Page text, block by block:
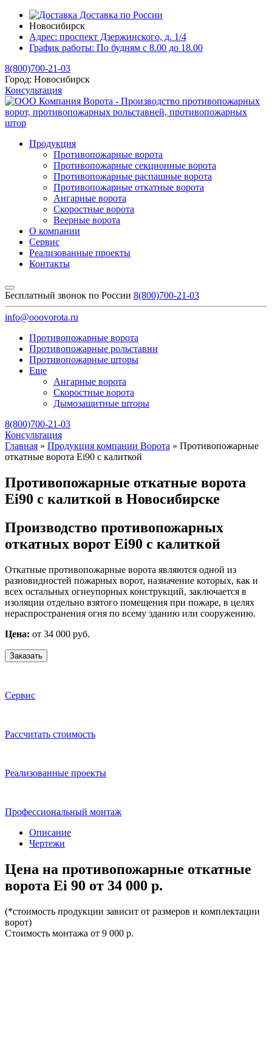
Доставка по России
Новосибирск
Адрес: проспект Дзержинского, д. 1/4
График работы: По будням с 8.00 до 18.00
8(800)700-21-03
Город: Новосибирск
Консультация
Продукция
Противопожарные ворота
Противопожарные секционные ворота
Противопожарные распашные ворота
Противопожарные откатные ворота
Ангарные ворота
Скоростные ворота
Веерные ворота
О компании
Сервис
Реализованные проекты
Контакты
Бесплатный звонок по России 8(800)700-21-03
info@ooovorota.ru
Противопожарные ворота
Противопожарные рольставни
Противопожарные шторы
Еще
Ангарные ворота
Скоростные ворота
Дымозащитные шторы
8(800)700-21-03
Консультация
Главная » Продукция компании Ворота » Противопожарные
откатные ворота Ei90 с калиткой
Противопожарные откатные ворота
Ei90 с калиткой в Новосибирске
Производство противопожарных
откатных ворот Ei90 с калиткой
Откатные противопожарные ворота являются одной из
разновидностей пожарных ворот, назначение которых, как и
всех остальных огнеупорных конструкций, заключается в
изоляции отдельно взятого помещения при пожаре, в целях
нераспространения огня по всему зданию или сооружению.
Цена: от 34 000 руб.
Заказать
Сервис
Расcчитать стоимость
Реализованные проекты
Профессиональный монтаж
Описание
Чертежи
Цена на противопожарные откатные
ворота Ei 90 от 34 000 р.
(*стоимость продукции зависит от размеров и комплектации
ворот)
Стоимость монтажа от 9 000 р.